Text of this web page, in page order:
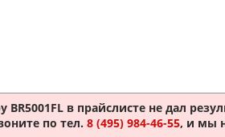
BR5001FL в прайслисте не дал
по тел. 8 (495) 984-46-55, и мы